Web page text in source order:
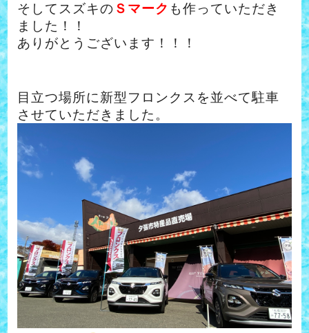
そしてスズキの Ｓマーク も作っていただき
ました！！
ありがとうございます！！！
目立つ場所に新型フロンクスを並べて駐車
させていただきました。